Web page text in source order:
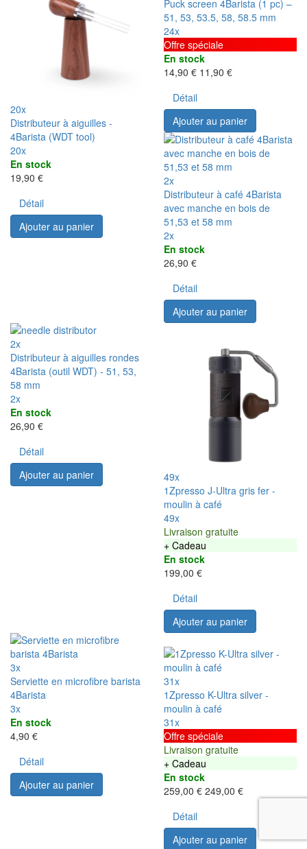
20x
Distributeur à aiguilles -
4Barista (WDT tool)
20x
En stock
19,90 €
Détail
Ajouter au panier
Puck screen 4Barista (1 pc) –
51, 53, 53.5, 58, 58.5 mm
24x
Offre spéciale
En stock
14,90 € 11,90 €
Détail
Ajouter au panier
2x
Distributeur à café 4Barista
avec manche en bois de
51,53 et 58 mm
2x
En stock
26,90 €
Détail
Ajouter au panier
2x
Distributeur à aiguilles rondes
4Barista (outil WDT) - 51, 53,
58 mm
2x
En stock
26,90 €
Détail
Ajouter au panier
49x
1Zpresso J-Ultra gris fer -
moulin à café
49x
Livraison gratuite
+ Cadeau
En stock
199,00 €
Détail
Ajouter au panier
3x
Serviette en microfibre barista
4Barista
3x
En stock
4,90 €
Détail
Ajouter au panier
31x
1Zpresso K-Ultra silver -
moulin à café
31x
Offre spéciale
Livraison gratuite
+ Cadeau
En stock
259,00 € 249,00 €
Détail
Ajouter au panier